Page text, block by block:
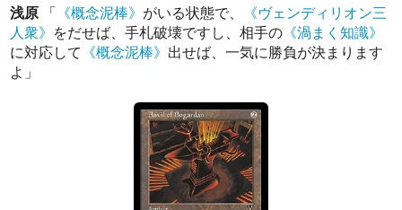
浅原 「 《概念泥棒》 がいる状態で、
《ヴェンディリオン三
人衆》 をだせば、手札破壊ですし、相手の 《渦まく知識》
に対応して 《概念泥棒》 出せば、一気に勝負が決まります
よ」